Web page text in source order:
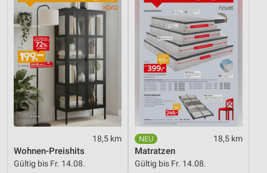
18,5 km
Wohnen-Preishits
Gültig bis Fr. 14.08.
18,5 km
Matratzen
Gültig bis Fr. 14.08.